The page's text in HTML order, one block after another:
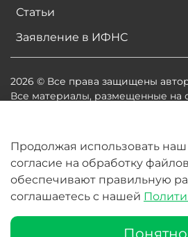
В
Статьи
Заявление в ИФНС
2026 © Все права защищены
Все материалы, размещенные на
владельцев сайта есть
материалов. Копирование
повлечь за собой судебное
Продолжая использовать наш
согласие на обработку
обеспечивают правильную
соглашаетесь с нашей
Понятно